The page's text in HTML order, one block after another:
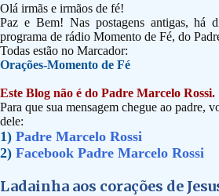
Olá irmãs e irmãos de fé!
Paz e Bem! Nas postagens antigas, há
programa de rádio Momento de Fé, do
Todas estão no Marcador:
Orações-Momento de Fé
Este Blog não é do Padre Marcelo Rossi.
Para que sua mensagem chegue ao padre,
dele:
1) Padre Marcelo Rossi
2) Facebook Padre Marcelo Rossi
Ladainha aos corações de